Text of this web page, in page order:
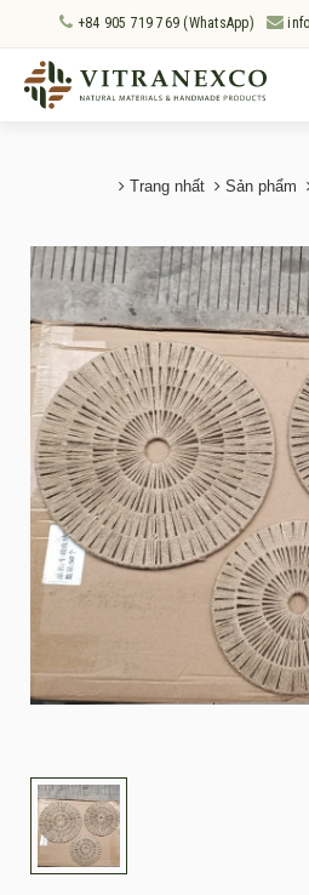
+84 905 719 769 (WhatsApp)
Trang nhất Sản phẩm